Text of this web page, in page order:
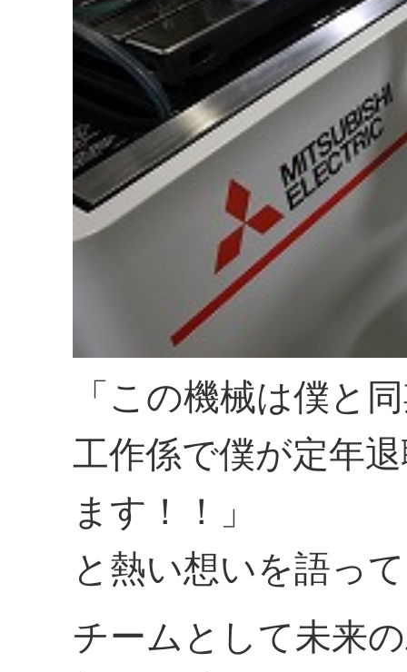
「この機械は僕と
工作係で僕が定年
ます！！」
と熱い想いを語っ
チームとして未来